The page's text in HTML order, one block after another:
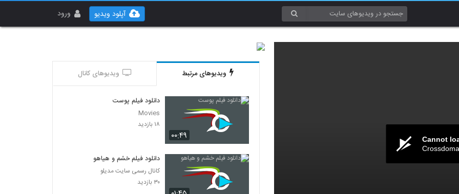
ورود آپلود ویدیو
Cannot
ویدیوهای مرتبط ویدیوهای کانال
۰۰:۴۹
دانلود فیلم پوست
Movies
۱۸ بازدید
دانلود فیلم خشم و هیاهو
کانال رسمی سایت مدیلو
۳۰ بازدید